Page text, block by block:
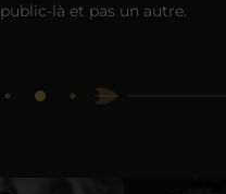
public-là et pas un autre.